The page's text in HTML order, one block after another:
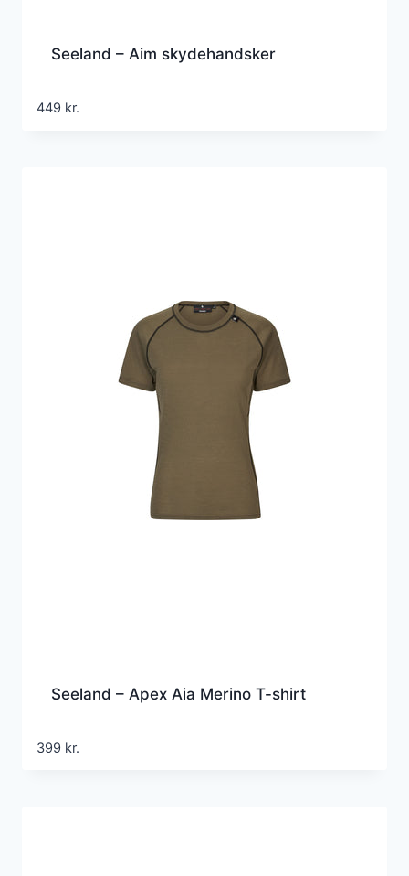
Seeland – Aim skydehandsker
449 kr.
Seeland – Apex Aia Merino T-shirt
399 kr.